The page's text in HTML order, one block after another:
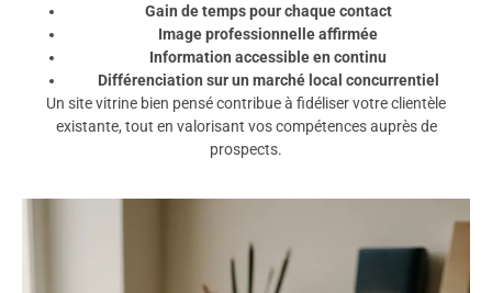
Gain de temps pour chaque contact
Image professionnelle affirmée
Information accessible en continu
Différenciation sur un marché local concurrentiel
Un site vitrine bien pensé contribue à fidéliser votre clientèle
existante, tout en valorisant vos compétences auprès de
prospects.